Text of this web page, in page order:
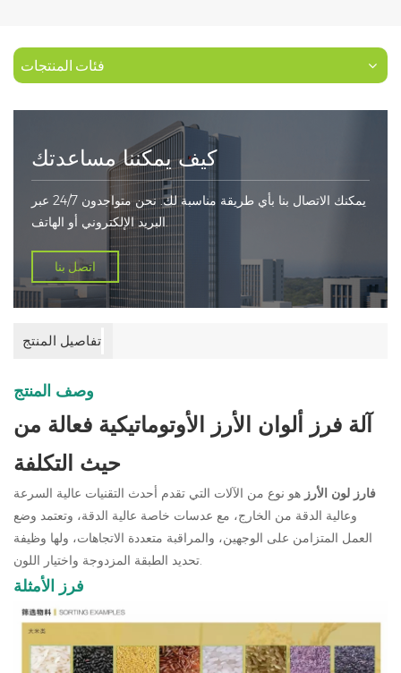
فئات المنتجات
كيف يمكننا مساعدتك
يمكنك الاتصال بنا بأي طريقة مناسبة لك. نحن متواجدون 24/7 عبر
البريد الإلكتروني أو الهاتف.
اتصل بنا
تفاصيل المنتج
وصف المنتج
آلة فرز ألوان الأرز الأوتوماتيكية فعالة من
حيث التكلفة
فارز لون الأرز هو نوع من الآلات التي تقدم أحدث التقنيات عالية السرعة
وعالية الدقة من الخارج، مع عدسات خاصة عالية الدقة، وتعتمد وضع
العمل المتزامن على الوجهين، والمراقبة متعددة الاتجاهات، ولها وظيفة
فرز الأمثلة